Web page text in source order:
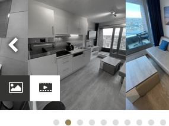
Foto's Video